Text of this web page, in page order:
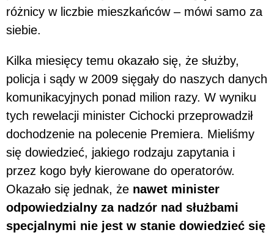
różnicy w liczbie mieszkańców – mówi samo za
siebie.
Kilka miesięcy temu okazało się, że służby,
policja i sądy w 2009 sięgały do naszych danych
komunikacyjnych ponad milion razy. W wyniku
tych rewelacji minister Cichocki przeprowadził
dochodzenie na polecenie Premiera. Mieliśmy
się dowiedzieć, jakiego rodzaju zapytania i
przez kogo były kierowane do operatorów.
Okazało się jednak, że nawet minister
odpowiedzialny za nadzór nad służbami
specjalnymi nie jest w stanie dowiedzieć się